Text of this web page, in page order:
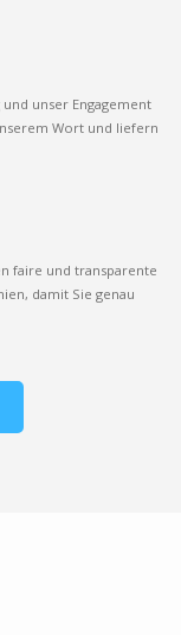
unser Engagement
Wort und liefern
faire und transparente
damit Sie genau